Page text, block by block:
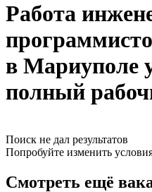
Работа
в Мариуполе
полный
Поиск не дал результатов
Попробуйте изменить
Смотреть ещё